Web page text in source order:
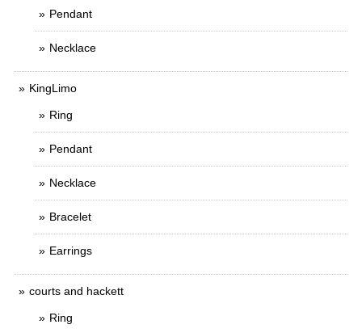
Pendant
Necklace
KingLimo
Ring
Pendant
Necklace
Bracelet
Earrings
courts and hackett
Ring